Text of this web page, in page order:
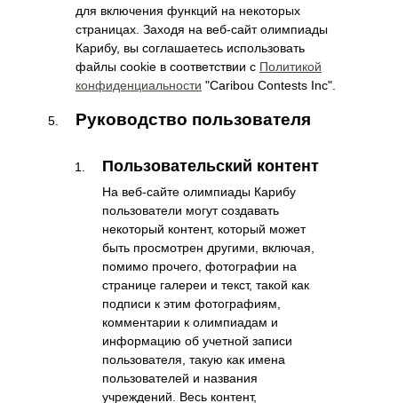
для включения функций на некоторых
страницах. Заходя на веб-сайт олимпиады
Карибу, вы соглашаетесь использовать
файлы cookie в соответствии с Политикой
конфиденциальности "Caribou Contests Inc".
Руководство пользователя
Пользовательский контент
На веб-сайте олимпиады Карибу
пользователи могут создавать
некоторый контент, который может
быть просмотрен другими, включая,
помимо прочего, фотографии на
странице галереи и текст, такой как
подписи к этим фотографиям,
комментарии к олимпиадам и
информацию об учетной записи
пользователя, такую как имена
пользователей и названия
учреждений. Весь контент,